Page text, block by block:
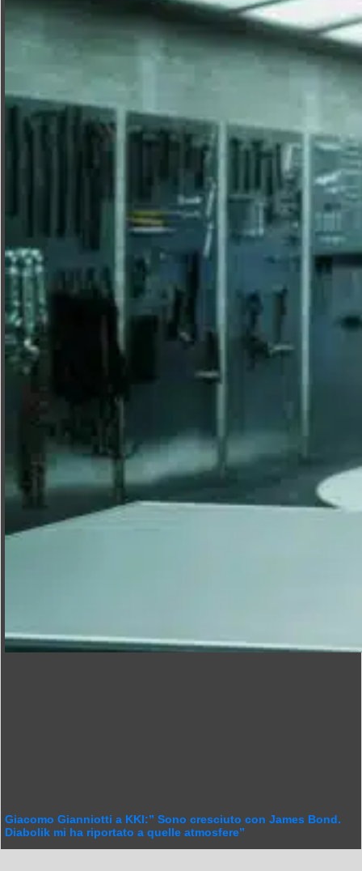
Giacomo Gianniotti a KKI:” Sono cresciuto con James Bond.
Diabolik mi ha riportato a quelle atmosfere”